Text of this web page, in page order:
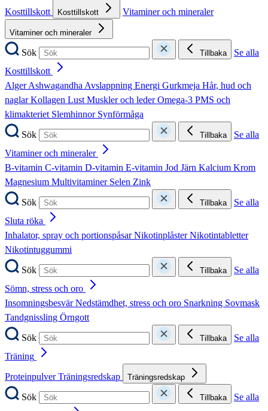
Kosttillskott
Kosttillskott Vitaminer och mineraler
Vitaminer och mineraler
Sök Tillbaka
Se alla
Kosttillskott
AlgerAshwagandhaAvslappning Energi Gurkmeja Hår, hud och
naglarKollagen LustMuskler och lederOmega-3 PMS och
klimakteriet Slemhinnor Synförmåga
Sök
Tillbaka
Se alla
Vitaminer och mineraler
B-vitamin C-vitamin D-vitamin E-vitamin Jod Järn Kalcium Krom
Magnesium Multivitaminer Selen Zink
Sök
Tillbaka
Se alla
Sluta röka
Inhalator, spray och portionspåsarNikotinplåsterNikotintabletter
Nikotintuggummi
Sök
Tillbaka
Se alla
Sömn, stress och oro
InsomningsbesvärNedstämdhet, stress och oro Snarkning Sovmask
Tandgnissling Örngott
Sök
Tillbaka
Se alla
Träning
ProteinpulverTräningsredskap Träningsredskap
Sök Tillbaka
Se alla